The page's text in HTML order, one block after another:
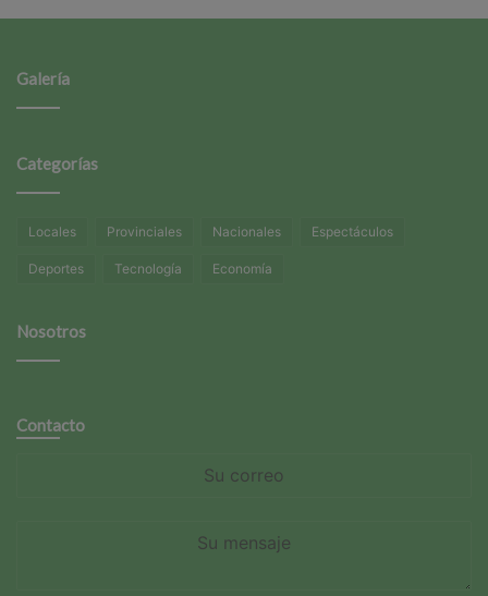
Galería
Categorías
Locales Provinciales Nacionales Espectáculos
Deportes Tecnología Economía
Nosotros
Contacto